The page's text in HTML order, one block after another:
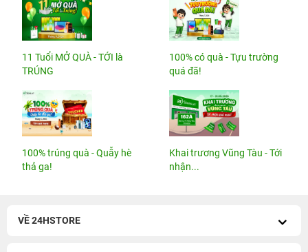
11 Tuổi MỞ QUÀ - TỚI là
TRÚNG
100% có quà - Tựu trường
quá đã!
100% trúng quà - Quẫy hè
thả ga!
Khai trương Vũng Tàu - Tới
nhận...
VỀ 24HSTORE